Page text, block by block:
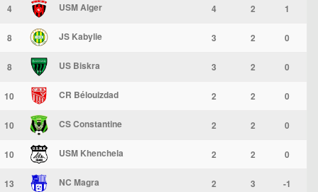
4 USM Alger 4 2 1
8 JS Kabylie 3 2 0
8 US Biskra 3 2 0
10 CR Bélouizdad 2 2 0
10 CS Constantine 2 2 0
10 USM Khenchela 2 2 0
13 NC Magra 2 3 -1